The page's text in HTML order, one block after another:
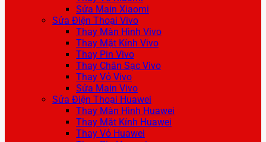
Sửa Main Xiaomi
Sửa Điện Thoại Vivo
Thay Màn Hình Vivo
Thay Mặt Kính Vivo
Thay Pin Vivo
Thay Chân Sạc Vivo
Thay Vỏ Vivo
Sửa Main Vivo
Sửa Điện Thoại Huawei
Thay Màn Hình Huawei
Thay Mặt Kính Huawei
Thay Vỏ Huawei